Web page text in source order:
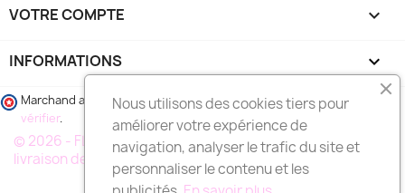
VOTRE COMPTE 
INFORMATIONS keyboard_arrow_down
Marchand approuvé par la Société des Avis Garantis,cliquez ici pour
vérifier.
© 2026 - FLEURS DEUIL MARSEILLE, votre spécialiste de la
livraison de fleurs à MARSEILLE et région
Nous utilisons des cookies tiers pour
améliorer votre expérience de
navigation, analyser le trafic du site et
personnaliser le contenu et les